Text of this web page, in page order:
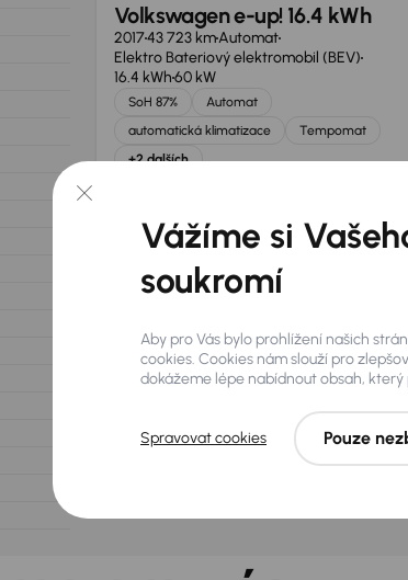
Volkswagen e-up! 16.4 kWh
201743 723 kmAutomat
Elektro Bateriový elektromobil (BEV)
16.4 kWh60 kW
SoH 87%
Automat
automatická klimatizace
Tempomat
+2 dalších
Nevybrali jste si? Nevadí, na
Vážíme si
soukromí
Aby pro Vás bylo prohlížení našich
cookies. Cookies nám slouží pro
dokážeme lépe nabídnout obsah,
Spravovat cookies Pouze